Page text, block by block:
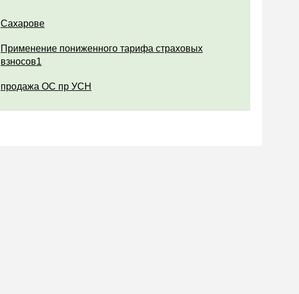
Сахарове
Применение пониженного тарифа страховых
взносов1
продажа ОС пр УСН